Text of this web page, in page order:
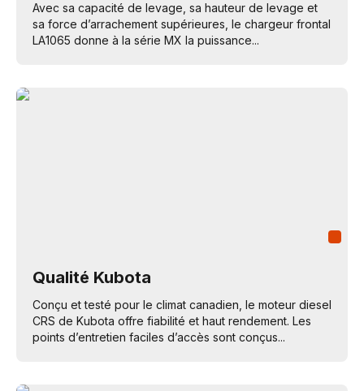
Avec sa capacité de levage, sa hauteur de levage et
sa force d’arrachement supérieures, le chargeur frontal
LA1065 donne à la série MX la puissance...
Qualité Kubota
Conçu et testé pour le climat canadien, le moteur diesel
CRS de Kubota offre fiabilité et haut rendement. Les
points d’entretien faciles d’accès sont conçus...